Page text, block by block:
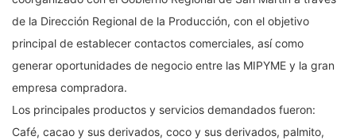
de la Dirección Regional de la Producción, con el objetivo
principal de establecer contactos comerciales, así como
generar oportunidades de negocio entre las MIPYME y la gran
empresa compradora.
Los principales productos y servicios demandados fueron:
Café, cacao y sus derivados, coco y sus derivados, palmito,